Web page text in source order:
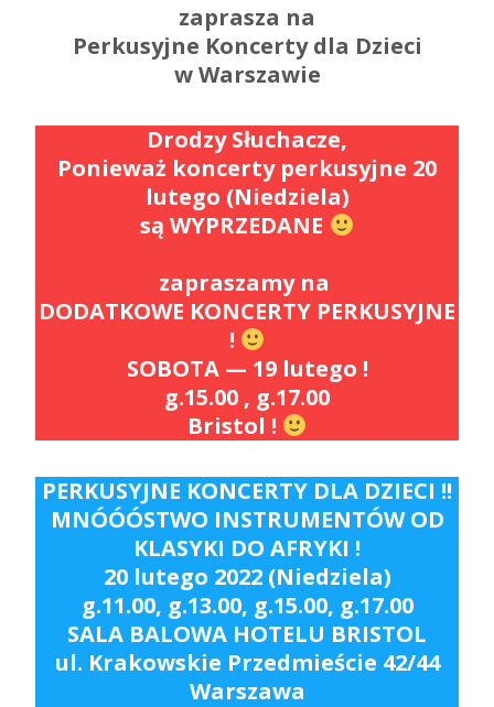
zaprasza na
Perkusyjne Koncerty dla Dzieci
w Warszawie
Drodzy Słuchacze,
Ponieważ koncerty perkusyjne 20
lutego (Niedziela)
są WYPRZEDANE
zapraszamy na
DODATKOWE KONCERTY PERKUSYJNE
!
SOBOTA — 19 lutego !
g.15.00 , g.17.00
Bristol !
PERKUSYJNE KONCERTY DLA DZIECI !!
MNÓÓÓSTWO INSTRUMENTÓW OD
KLASYKI DO AFRYKI !
20 lutego 2022 (Niedziela)
g.11.00, g.13.00, g.15.00, g.17.00
SALA BALOWA HOTELU BRISTOL
ul. Krakowskie Przedmieście 42/44
Warszawa